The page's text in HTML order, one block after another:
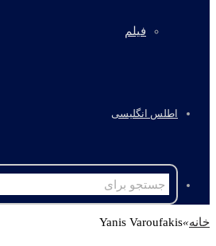
فیلم
اطلس انگلیسی
خانه»
Yanis Varoufakis